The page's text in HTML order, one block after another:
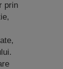
prin